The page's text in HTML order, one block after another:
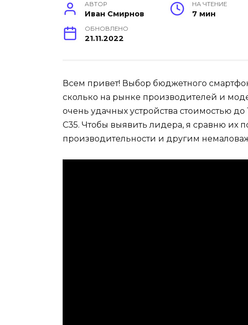
АВТОР
Иван Смирнов
НА ЧТЕНИЕ
7 мин
ОБНОВЛЕНО
21.11.2022
Всем привет! Выбор бюджетного
сколько на рынке производителей и
очень удачных устройства стоимостью до
C35. Чтобы выявить лидера, я сравню
производительности и другим